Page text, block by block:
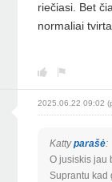
riečiasi. Bet
normaliai
2025.06.22 09:02
Kattyparašė:
O jusiskis jau
Suprantu kad